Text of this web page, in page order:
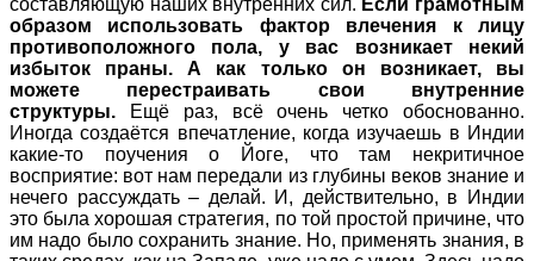
составляющую наших внутренних сил. Если грамотным
образом использовать фактор влечения к лицу
противоположного пола, у вас возникает некий
избыток праны. А как только он возникает, вы
можете перестраивать свои внутренние
структуры. Ещё раз, всё очень четко обоснованно.
Иногда создаётся впечатление, когда изучаешь в Индии
какие-то поучения о Йоге, что там некритичное
восприятие: вот нам передали из глубины веков знание и
нечего рассуждать – делай. И, действительно, в Индии
это была хорошая стратегия, по той простой причине, что
им надо было сохранить знание. Но, применять знания, в